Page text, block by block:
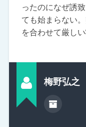
ったのになぜ誘
ても始まらない
を合わせて厳し
梅野弘之